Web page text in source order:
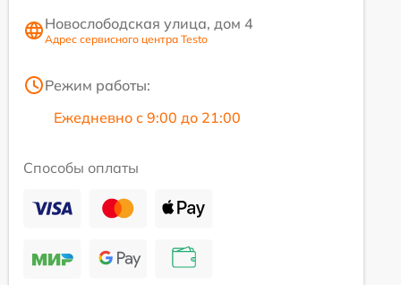
Новослободская улица, дом 4
Адрес сервисного центра Testo
Режим работы:
Ежедневно с 9:00 до 21:00
Способы оплаты